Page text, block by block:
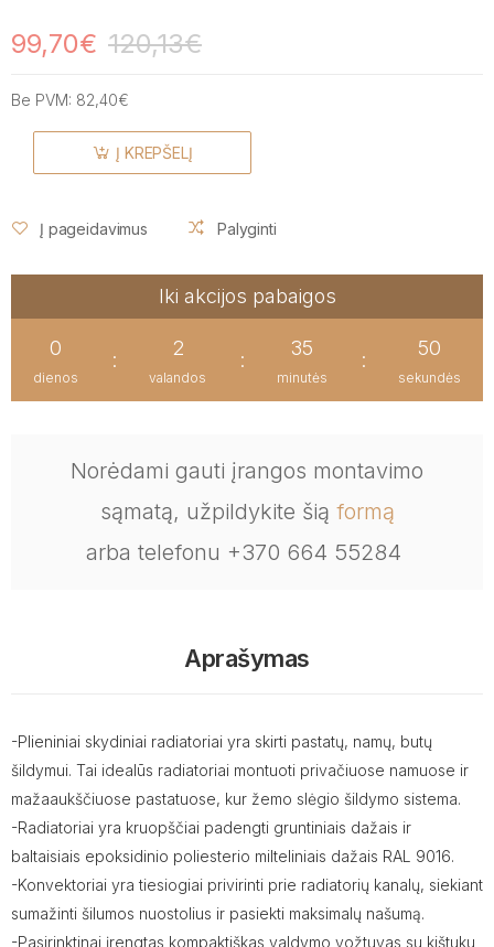
99,70€ 120,13€
Be PVM: 82,40€
Į KREPŠELĮ
Į pageidavimus Palyginti
Iki akcijos pabaigos
0
dienos
:
2
valandos
:
35
minutės
:
49
sekundės
Norėdami gauti įrangos montavimo
sąmatą, užpildykite šią formą
arba telefonu +370 664 55284
Aprašymas
-Plieniniai skydiniai radiatoriai yra skirti pastatų, namų, butų
šildymui. Tai idealūs radiatoriai montuoti privačiuose namuose ir
mažaaukščiuose pastatuose, kur žemo slėgio šildymo sistema.
-Radiatoriai yra kruopščiai padengti gruntiniais dažais ir
baltaisiais epoksidinio poliesterio milteliniais dažais RAL 9016.
-Konvektoriai yra tiesiogiai privirinti prie radiatorių kanalų, siekiant
sumažinti šilumos nuostolius ir pasiekti maksimalų našumą.
-Pasirinktinai įrengtas kompaktiškas valdymo vožtuvas su kištuku